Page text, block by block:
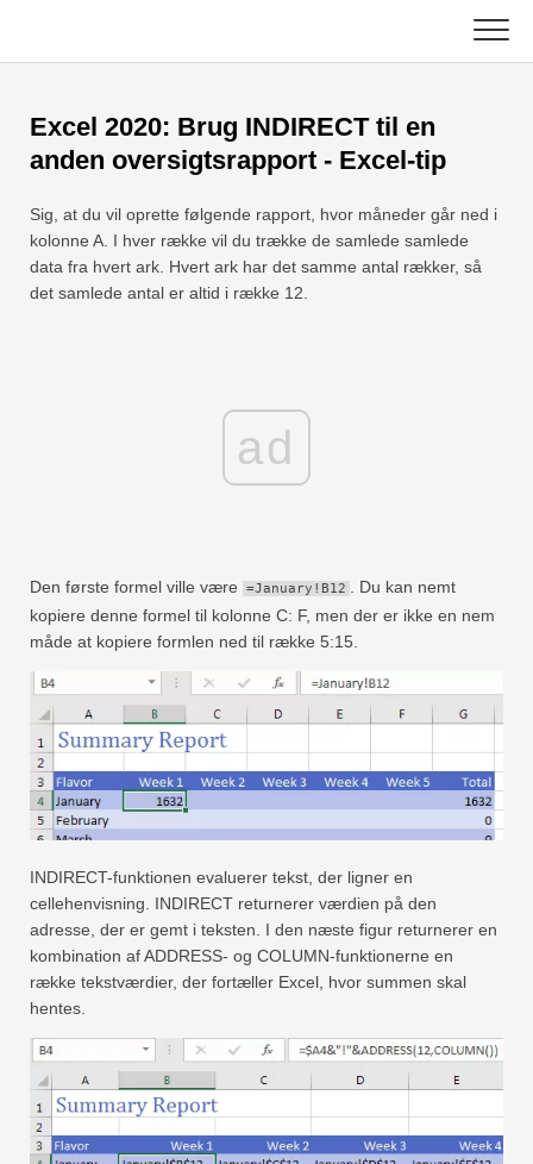
content
Excel-funktioner
Diagram
Excel-tip
Drejebord
TechTV
C ++
DSA
Excel 2020: Brug INDIRECT til en
anden oversigtsrapport - Excel-tip
Sig, at du vil oprette følgende rapport, hvor måneder går ned i
kolonne A. I hver række vil du trække de samlede samlede
data fra hvert ark. Hvert ark har det samme antal rækker, så
det samlede antal er altid i række 12.
ad
Den første formel ville være =January!B12
. Du kan nemt
kopiere denne formel til kolonne C: F, men der er ikke en nem
måde at kopiere formlen ned til række 5:15.
INDIRECT-funktionen evaluerer tekst, der ligner en
cellehenvisning. INDIRECT returnerer værdien på den
adresse, der er gemt i teksten. I den næste figur returnerer en
kombination af ADDRESS- og COLUMN-funktionerne en
række tekstværdier, der fortæller Excel, hvor summen skal
hentes.